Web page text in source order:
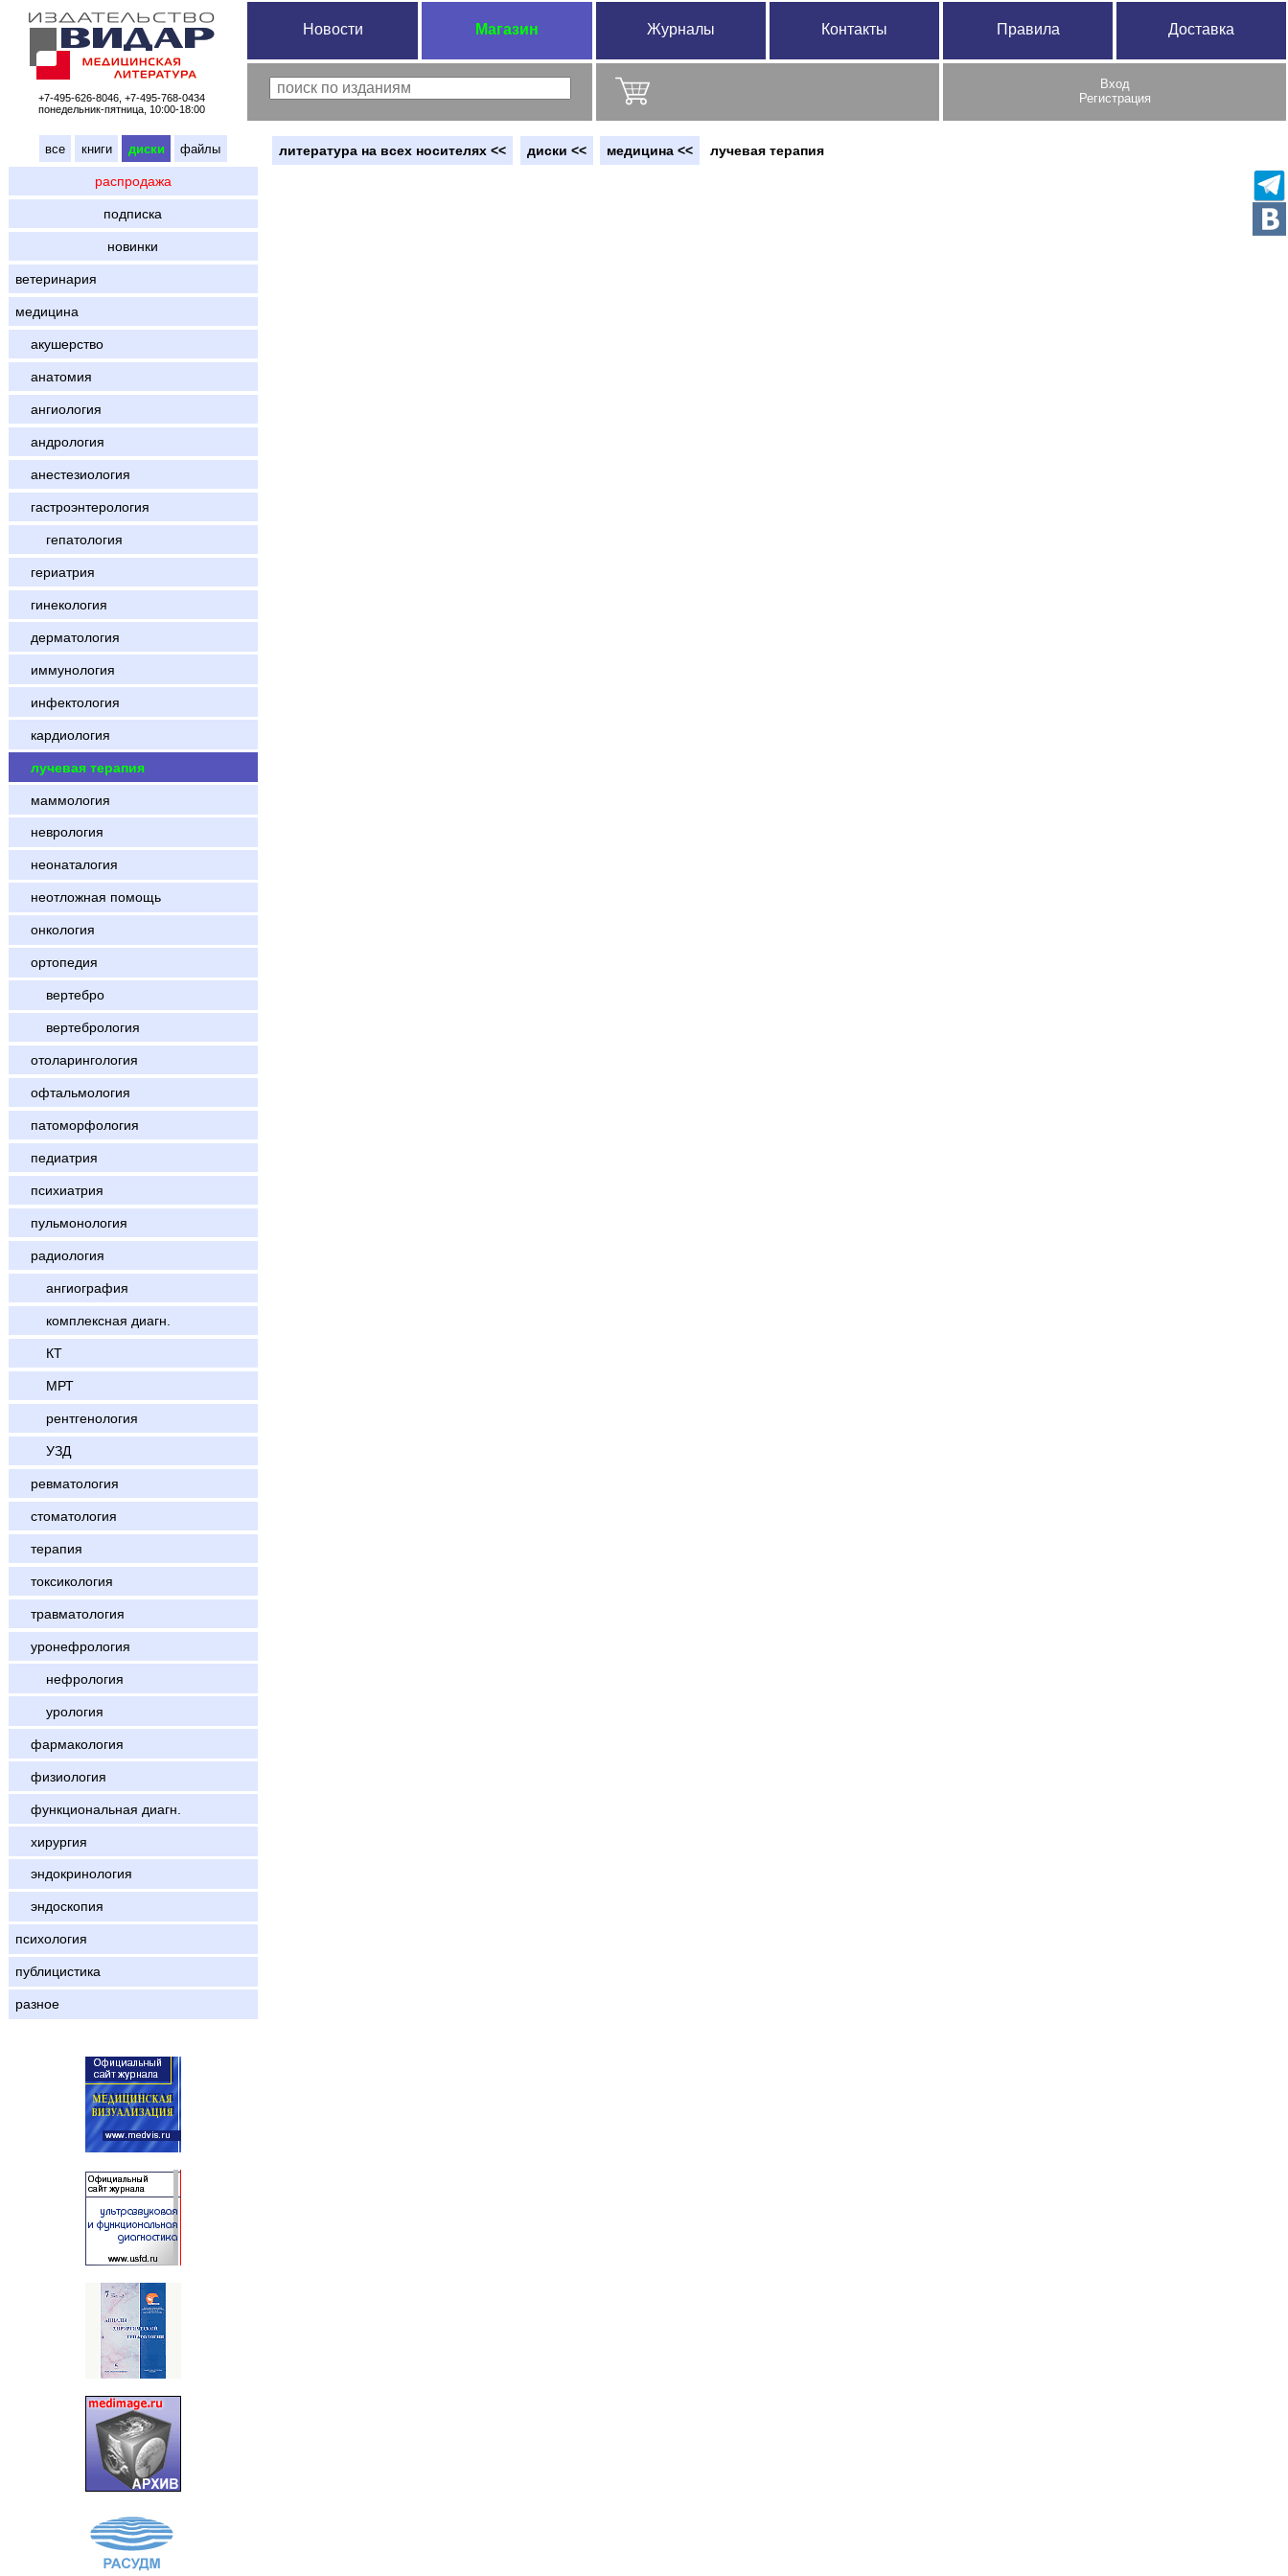
+7-495-626-8046, +7-495-768-0434
понедельник-пятница, 10:00-18:00
Новости Магазин Журналы Контакты Правила Доставка
Вход
Регистрация
все книги диски файлы
распродажа
подписка
новинки
ветеринария
медицина
акушерство
анатомия
ангиология
андрология
анестезиология
гастроэнтерология
гепатология
гериатрия
гинекология
дерматология
иммунология
инфектология
кардиология
лучевая терапия
маммология
неврология
неонаталогия
неотложная помощь
онкология
ортопедия
вертебро
вертебрология
отоларингология
офтальмология
патоморфология
педиатрия
психиатрия
пульмонология
радиология
ангиография
комплексная диагн.
КТ
МРТ
рентгенология
УЗД
ревматология
стоматология
терапия
токсикология
травматология
уронефрология
нефрология
урология
фармакология
физиология
функциональная диагн.
хирургия
эндокринология
эндоскопия
психология
публицистика
разное
литература на всех носителях << диски << медицина << лучевая терапия